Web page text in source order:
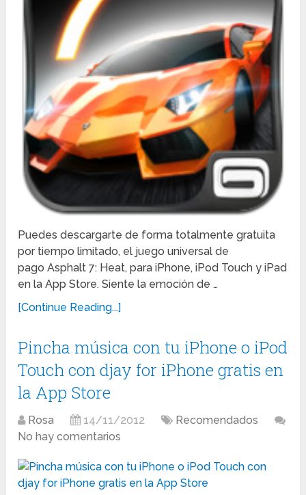
Puedes descargarte de forma totalmente gratuita
por tiempo limitado, el juego universal de
pago Asphalt 7: Heat, para iPhone, iPod Touch y iPad
en la App Store. Siente la emoción de …
[Continue Reading...]
Pincha música con tu iPhone o iPod
Touch con djay for iPhone gratis en
la App Store
Rosa 14/11/2012
Recomendados
No hay comentarios